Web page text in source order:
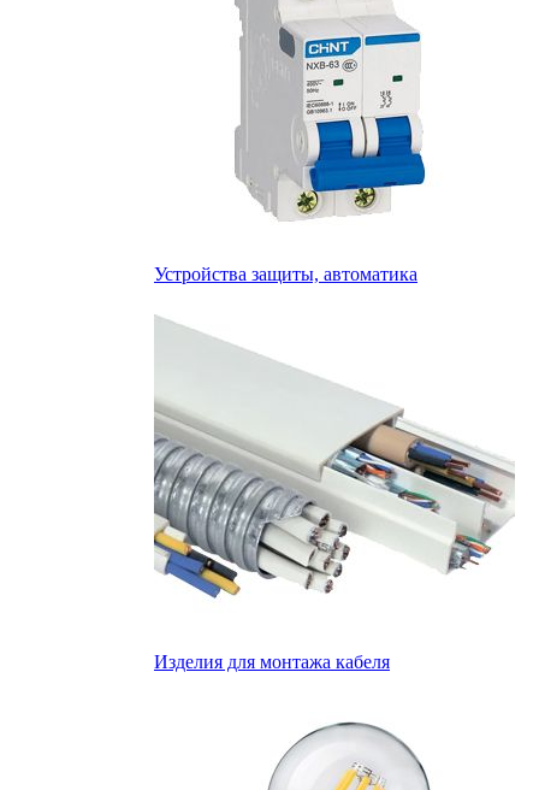
Устройства защиты, автоматика
Изделия для монтажа кабеля